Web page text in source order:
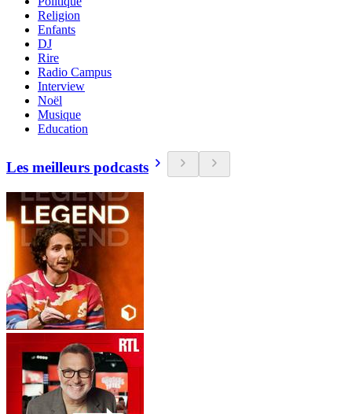
Religion
Enfants
DJ
Rire
Radio Campus
Interview
Noël
Musique
Education
Les meilleurs podcasts